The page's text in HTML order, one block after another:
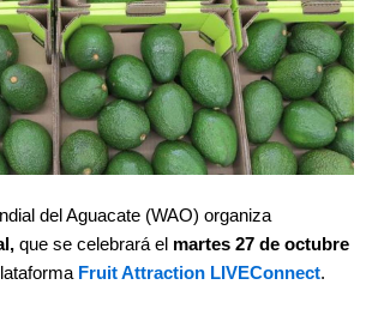
del Aguacate (WAO) organiza
que se celebrará el martes 27 de octubre
Fruit Attraction LIVEConnect.